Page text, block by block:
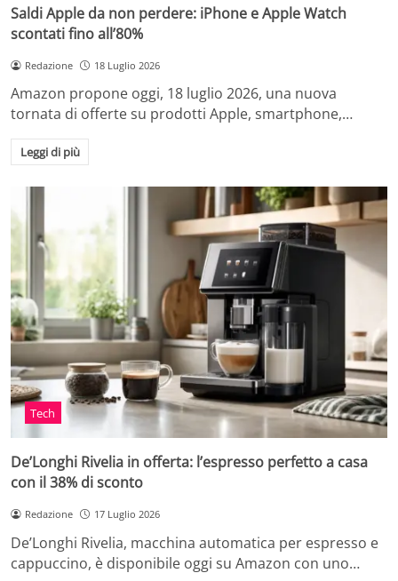
Saldi Apple da non perdere: iPhone e Apple Watch
scontati fino all’80%
Redazione 18 Luglio 2026
Amazon propone oggi, 18 luglio 2026, una nuova
tornata di offerte su prodotti Apple, smartphone,…
Leggi di più
Tech
De’Longhi Rivelia in offerta: l’espresso perfetto a casa
con il 38% di sconto
Redazione 17 Luglio 2026
De’Longhi Rivelia, macchina automatica per espresso e
cappuccino, è disponibile oggi su Amazon con uno…